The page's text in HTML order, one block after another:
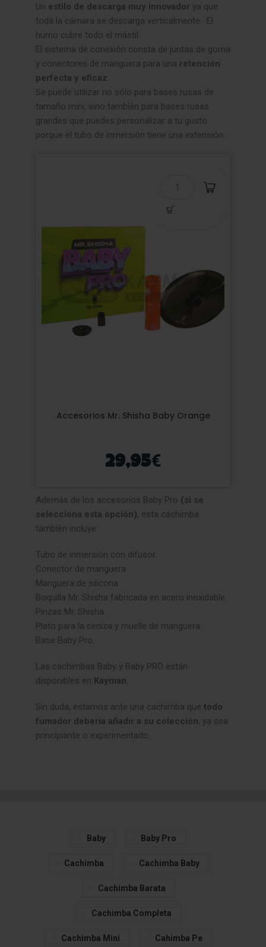
Un estilo de descarga muy innovador ya que
toda la cámara se descarga verticalmente. El
humo cubre todo el mástil.
El sistema de conexión consta de juntas de goma
y conectores de manguera para una retención
perfecta y eficaz.
Se puede utilizar no sólo para bases rusas de
tamaño mini, sino también para bases rusas
grandes que puedes personalizar a tu gusto
porque el tubo de inmersión tiene una extensión.
Accesorios Mr. Shisha Baby Orange
29,95€
Además de los accesorios Baby Pro (si se
selecciona esta opción), esta cachimba
también incluye:
Tubo de inmersión con difusor.
Conector de manguera
Manguera de silicona
Boquilla Mr. Shisha fabricada en acero inoxidable
Pinzas Mr. Shisha.
Plato para la ceniza y muelle de manguera.
Base Baby Pro.
Las cachimbas Baby y Baby PRO están
disponibles en Kayman.
Sin duda, estamos ante una cachimba que todo
fumador debería añadir a su colección, ya sea
principiante o experimentado.
Baby Baby Pro
Cachimba Cachimba Baby
Cachimba Barata
Cachimba Completa
Cachimba Mini Cahimba Pe